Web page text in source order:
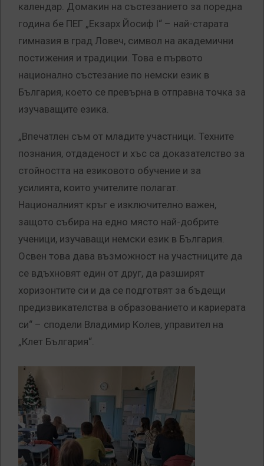
календар. Домакин на състезанието за поредна
година бе ПЕГ „Екзарх Йосиф I“ – най-старата
гимназия в град Ловеч, символ на академични
постижения и традиции. Това е първото
национално състезание по немски език в
България, което се превърна в отправна точка за
изучаващите езика.
„Впечатлен съм от младите участници. Техните
познания, отдаденост и хъс са доказателство за
стойността на езиковото обучение и за
усилията, които учителите полагат.
Националният кръг е изключително важен,
защото събира на едно място най-добрите
ученици, изучаващи немски език в България.
Освен това дава възможност на участниците да
се вдъхновят един от друг, да разширят
хоризонтите си и да се подготвят за бъдещи
предизвикателства в образованието и кариерата
си“ – сподели Владимир Колев, управител на
„Клет България“.